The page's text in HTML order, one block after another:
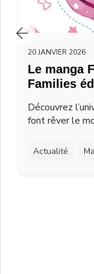
20 JANVIER 2026
Le manga
Families
Découvrez
font rêver le
Actualité